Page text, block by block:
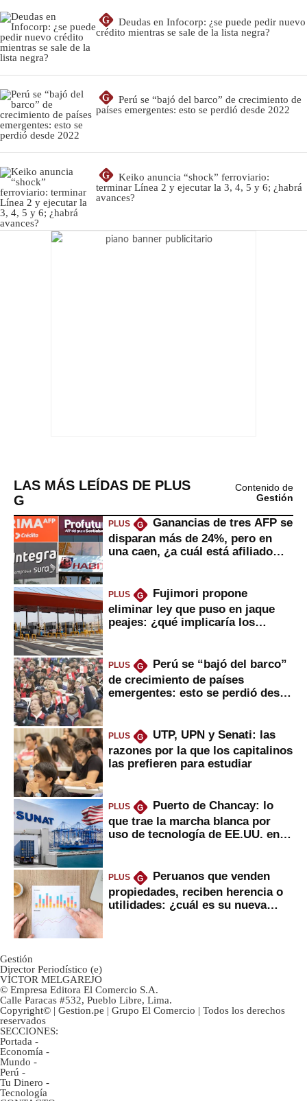
G
Deudas en Infocorp: ¿se puede pedir nuevo
crédito mientras se sale de la lista negra?
G
Perú se “bajó del barco” de crecimiento de
países emergentes: esto se perdió desde 2022
G
Keiko anuncia “shock” ferroviario:
terminar Línea 2 y ejecutar la 3, 4, 5 y 6; ¿habrá
avances?
LAS MÁS LEÍDAS DE PLUS
G
Contenido de
Gestión
PLUS G
Ganancias de tres AFP se
disparan más de 24%, pero en
una caen, ¿a cuál está afiliado
PLUS G
Fujimori propone
eliminar ley que puso en jaque
peajes: ¿qué implicaría los
PLUS G
Perú se “bajó del barco”
de crecimiento de países
emergentes: esto se perdió desde
PLUS G
UTP, UPN y Senati: las
razones por la que los capitalinos
las prefieren para estudiar
PLUS G
Puerto de Chancay: lo
que trae la marcha blanca por
uso de tecnología de EE.UU. en
PLUS G
Peruanos que venden
propiedades, reciben herencia o
utilidades: ¿cuál es su nueva
Gestión
Director Periodístico (e)
VÍCTOR MELGAREJO
© Empresa Editora El Comercio S.A.
Calle Paracas #532, Pueblo Libre, Lima.
Copyright© | Gestion.pe | Grupo El Comercio | Todos los derechos
reservados
SECCIONES:
Portada -
Economía -
Mundo -
Perú -
Tu Dinero -
Tecnología